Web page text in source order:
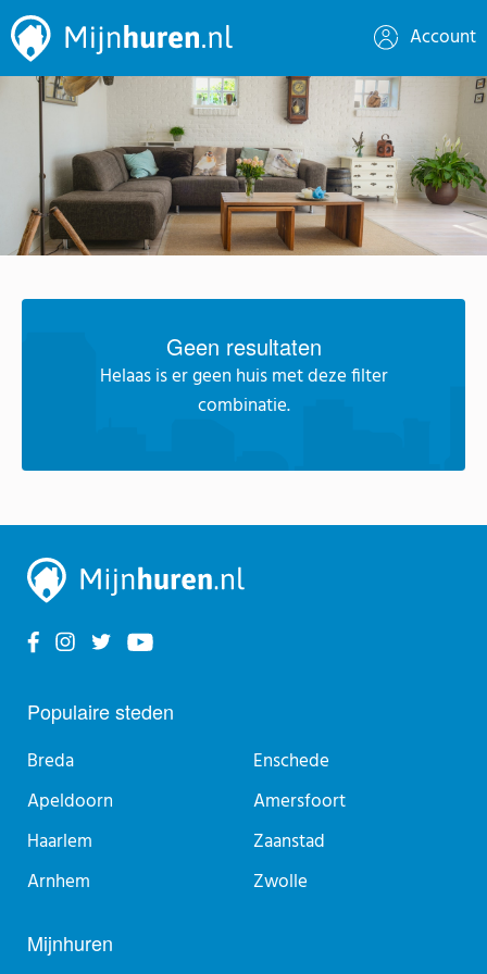
Account
Geen resultaten
Helaas is er geen huis met deze filter
combinatie.
Populaire steden
Breda
Apeldoorn
Haarlem
Arnhem
Enschede
Amersfoort
Zaanstad
Zwolle
Mijnhuren